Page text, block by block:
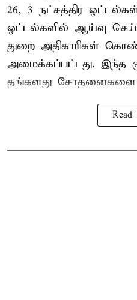
26, 3 நட்சத்திர
ஓட்டல்களில் ஆய்வு
துறை அதிகாரிகள்
அமைக்கப்பட்டது. இந்த
தங்களது சோதனைகளை
Read